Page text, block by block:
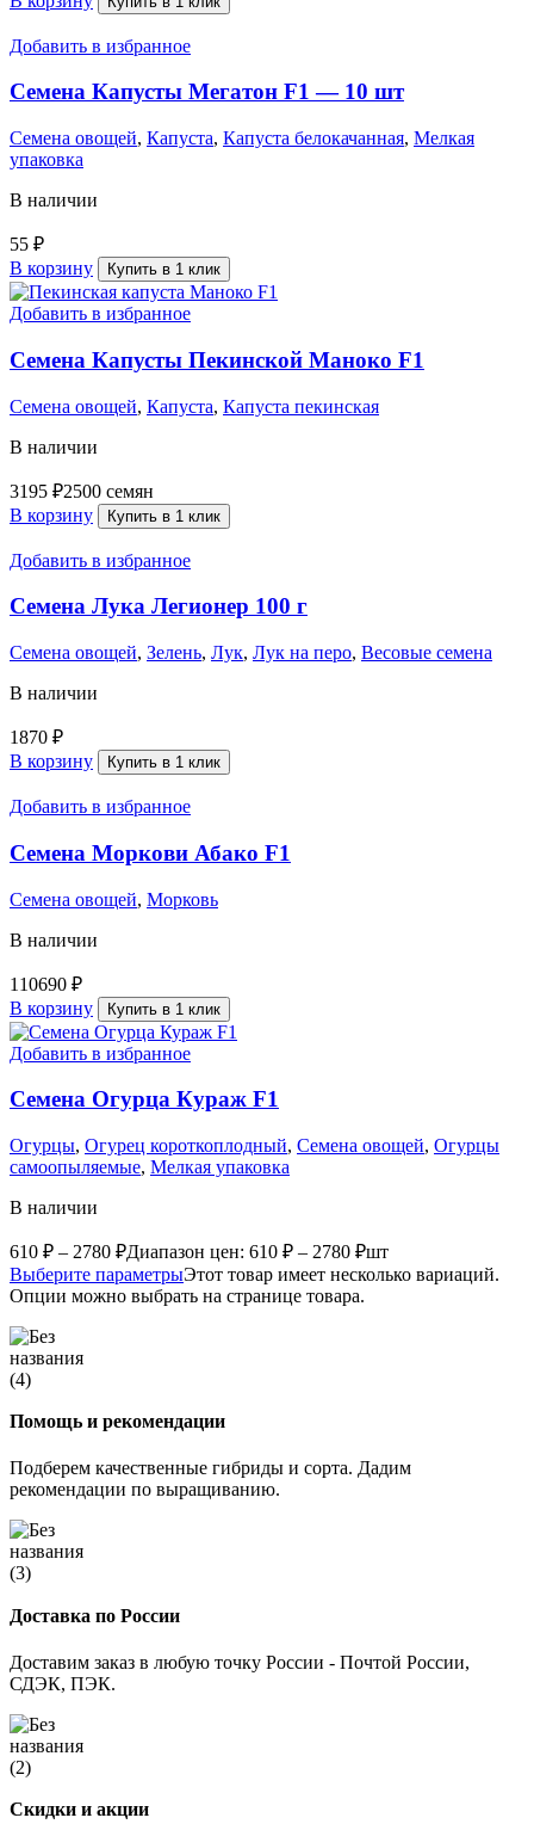
Добавить в избранное
Семена Капусты Мегатон F1 — 10 шт
Семена овощей, Капуста, Капуста белокачанная, Мелкая
упаковка
В наличии
55 ₽
В корзину
Купить в 1 клик
Добавить в избранное
Семена Капусты Пекинской Маноко F1
Семена овощей, Капуста, Капуста пекинская
В наличии
3195 ₽2500 семян
В корзину
Купить в 1 клик
Добавить в избранное
Семена Лука Легионер 100 г
Семена овощей, Зелень, Лук, Лук на перо, Весовые семена
В наличии
1870 ₽
В корзину
Купить в 1 клик
Добавить в избранное
Семена Моркови Абако F1
Семена овощей, Морковь
В наличии
110690 ₽
В корзину
Купить в 1 клик
Добавить в избранное
Семена Огурца Кураж F1
Огурцы, Огурец короткоплодный, Семена овощей, Огурцы
самоопыляемые, Мелкая упаковка
В наличии
610 ₽ – 2780 ₽Диапазон цен: 610 ₽ – 2780 ₽шт
Выберите параметрыЭтот товар имеет несколько вариаций.
Опции можно выбрать на странице товара.
Помощь и рекомендации
Подберем качественные гибриды и сорта. Дадим
рекомендации по выращиванию.
Доставка по России
Доставим заказ в любую точку России - Почтой России,
СДЭК, ПЭК.
Скидки и акции